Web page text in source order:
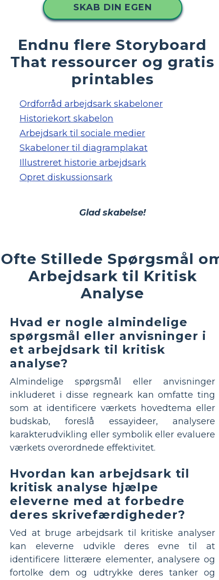
SKAB DIN EGEN
Endnu flere Storyboard
That ressourcer og gratis
printables
Ordforråd arbejdsark skabeloner
Historiekort skabelon
Arbejdsark til sociale medier
Skabeloner til diagramplakat
Illustreret historie arbejdsark
Opret diskussionsark
Glad skabelse!
Ofte Stillede Spørgsmål
Arbejdsark til Kritisk
Analyse
Hvad er nogle almindelige
spørgsmål eller anvisninger i
et arbejdsark til kritisk
analyse?
Almindelige spørgsmål eller anvisninger
inkluderet i disse regneark kan omfatte ting
som at identificere værkets hovedtema eller
budskab, foreslå essayideer, analysere
karakterudvikling eller symbolik eller evaluere
værkets overordnede effektivitet.
Hvordan kan arbejdsark til
kritisk analyse hjælpe
eleverne med at forbedre
deres skrivefærdigheder?
Ved at bruge arbejdsark til kritiske analyser
kan eleverne udvikle deres evne til at
identificere litterære elementer, analysere og
fortolke dem og udtrykke deres tanker og